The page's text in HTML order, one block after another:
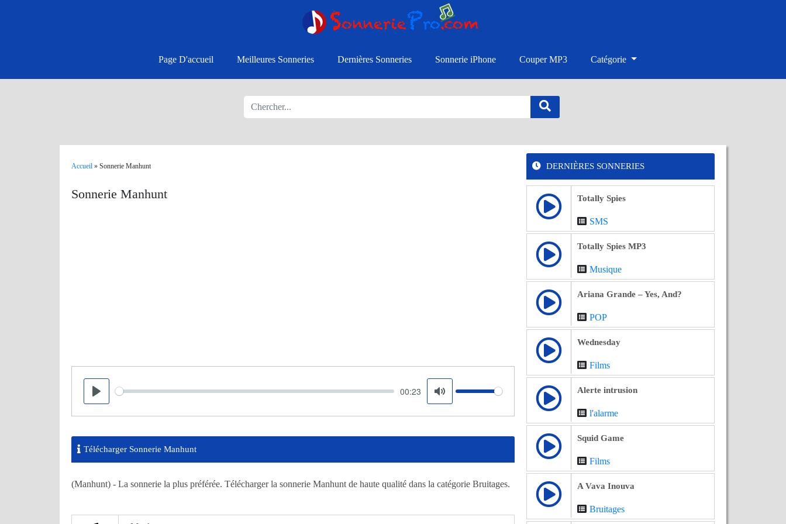
Page D'accueil Meilleures Sonneries Dernières Sonneries Sonnerie iPhone Couper MP3 Catégorie
Accueil » Sonnerie Manhunt
Sonnerie Manhunt
Play
Seek 00:23
Mute
Volume
Télécharger Sonnerie Manhunt
(Manhunt) - La sonnerie la plus préférée. Télécharger la sonnerie Manhunt de haute qualité dans la catégorie Bruitages.
DERNIÈRES SONNERIES
Totally Spies
SMS
Totally Spies MP3
Musique
Ariana Grande – Yes, And?
POP
Wednesday
Films
Alerte intrusion
l'alarme
Squid Game
Films
A Vava Inouva
Bruitages